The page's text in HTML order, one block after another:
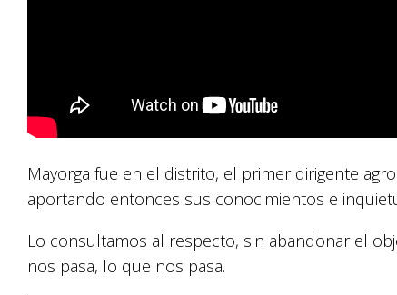
Mayorga fue en el distrito, el primer dirigente
aportando entonces sus conocimientos e
Lo consultamos al respecto, sin abandonar el
nos pasa, lo que nos pasa.